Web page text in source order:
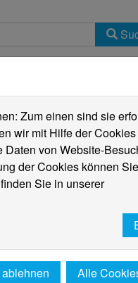
Zum einen sind sie
wir mit Hilfe der
von Website-
der Cookies können
Sie in unserer
Alle